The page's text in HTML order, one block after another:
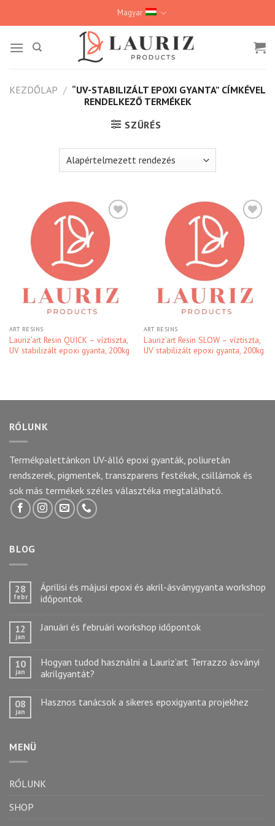
Magyar
KEZDŐLAP / “UV-STABILIZÁLT EPOXI GYANTA” CÍMKÉVEL
RENDELKEZŐ TERMÉKEK
SZŰRÉS
Kedvencekhez
ART RESINS
Lauriz’art Resin QUICK – víztiszta,
UV stabilizált epoxi gyanta, 200kg
Kedvencekhez
ART RESINS
Lauriz’art Resin SLOW – víztiszta,
UV stabilizált epoxi gyanta, 200kg
RÓLUNK
Termékpalettánkon UV-álló epoxi gyanták, poliuretán
rendszerek, pigmentek, transzparens festékek, csillámok és
sok más termékek széles választéka megtalálható.
BLOG
28
febr
Áprilisi és májusi epoxi és akril-ásványgyanta workshop
időpontok
12
jan
Januári és februári workshop időpontok
10
jan
Hogyan tudod használni a Lauriz’art Terrazzo ásványi
akrilgyantát?
08
jan
Hasznos tanácsok a sikeres epoxigyanta projekhez
MENÜ
RÓLUNK
SHOP